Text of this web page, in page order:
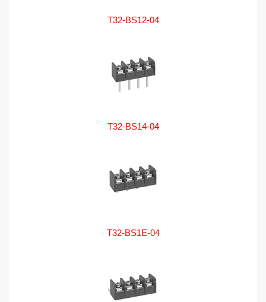
T32-BS12-04
T32-BS14-04
T32-BS1E-04